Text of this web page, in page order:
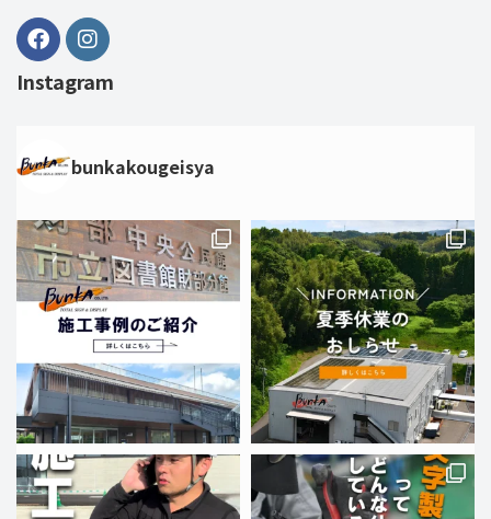
Instagram
bunkakougeisya